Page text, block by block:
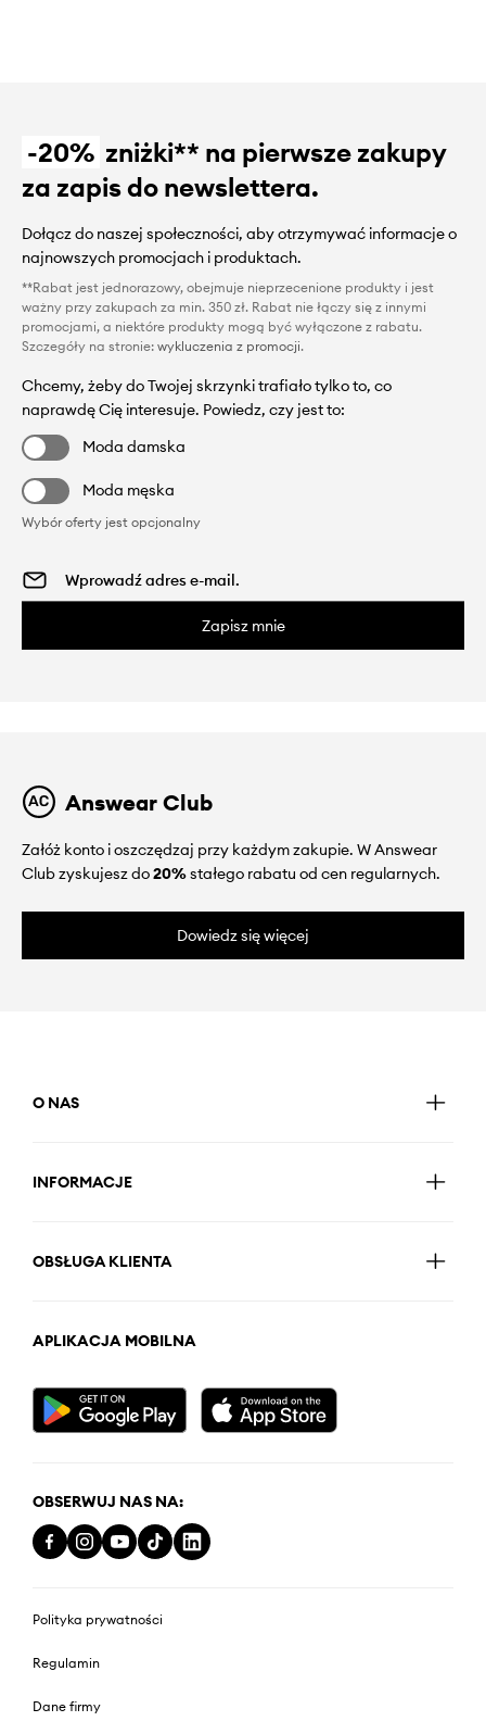
-20% zniżki** na pierwsze zakupy
za zapis do newslettera.
Dołącz do naszej społeczności, aby otrzymywać informacje o
najnowszych promocjach i produktach.
**Rabat jest jednorazowy, obejmuje nieprzecenione produkty i jest
ważny przy zakupach za min. 350 zł. Rabat nie łączy się z innymi
promocjami, a niektóre produkty mogą być wyłączone z rabatu.
Szczegóły na stronie: wykluczenia z promocji.
Chcemy, żeby do Twojej skrzynki trafiało tylko to, co
naprawdę Cię interesuje. Powiedz, czy jest to:
Moda damska
Moda męska
Wybór oferty jest opcjonalny
Zapisz mnie
Answear Club
Załóż konto i oszczędzaj przy każdym zakupie. W Answear
Club zyskujesz do20%stałego rabatu od cen regularnych.
Dowiedz się więcej
O NAS
INFORMACJE
OBSŁUGA KLIENTA
APLIKACJA MOBILNA
OBSERWUJ NAS NA:
Polityka prywatności
Regulamin
Dane firmy